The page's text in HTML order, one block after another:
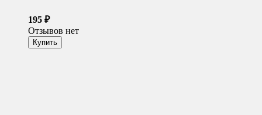
195 ₽
Отзывов нет